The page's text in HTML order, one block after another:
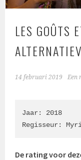
LES GOÛTS
14 februari 2019 Een
Jaar: 2018
Regisseur:
De rating voor